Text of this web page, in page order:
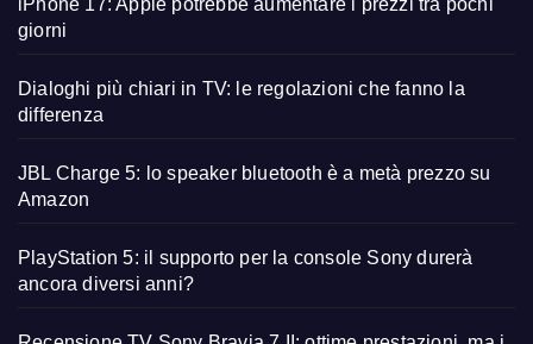
giorni
Dialoghi più chiari in TV: le regolazioni che fanno la
differenza
JBL Charge 5: lo speaker bluetooth è a metà prezzo su
Amazon
PlayStation 5: il supporto per la console Sony durerà
ancora diversi anni?